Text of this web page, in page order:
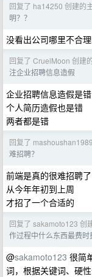
回复了 ha14250 创建的
明？？
没看出公司哪里不合
回复了 CruelMoon 创建
注企业招聘信息造假
企业招聘信息造假是错
个人简历造假也是错
两者都是错
回复了
难招聘？
前端是真的很难招聘了
从今年年初到上周
才招了一个合适的
回复了 sakamoto123 创
作过程中什么东西最费时
@sakamoto123 很简
词，根据关键词、硬